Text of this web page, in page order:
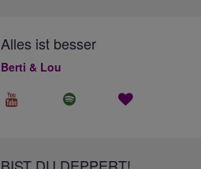
Alles ist besser
Berti & Lou
BIST DU DEPPERT!